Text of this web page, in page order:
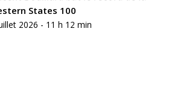
mail
*
States 100
2026 - 11 h 12 min